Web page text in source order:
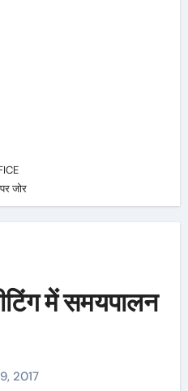
जोर
में समयपालन
2017